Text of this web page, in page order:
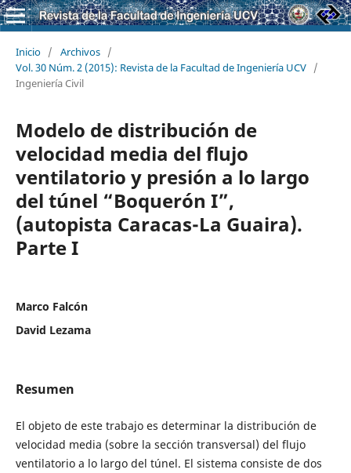
Inicio / Archivos /
Vol. 30 Núm. 2 (2015): Revista de la Facultad de Ingeniería UCV /
Ingeniería Civil
Modelo de distribución de
velocidad media del flujo
ventilatorio y presión a lo largo
del túnel “Boquerón I”,
(autopista Caracas-La Guaira).
Parte I
Marco Falcón
David Lezama
Resumen
El objeto de este trabajo es determinar la distribución de
velocidad media (sobre la sección transversal) del flujo
ventilatorio a lo largo del túnel. El sistema consiste de dos